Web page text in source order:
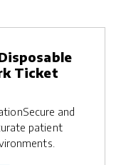
Ticket
and
patient